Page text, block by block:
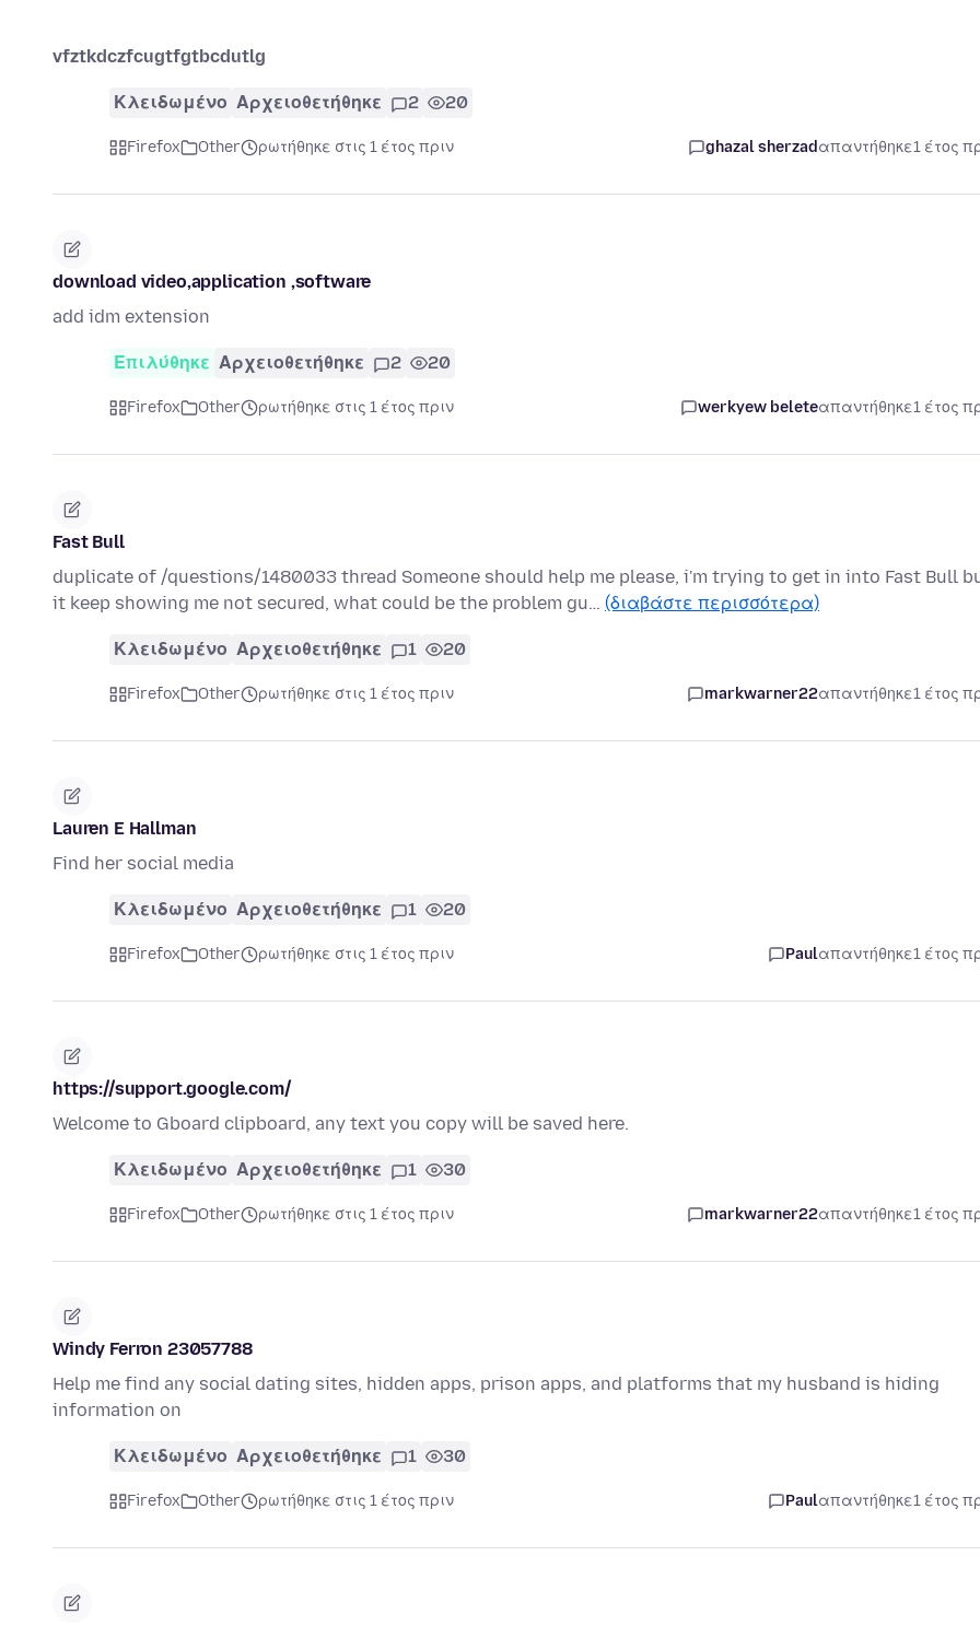
vfztkdczfcugtfgtbcdutlg
Κλειδωμένο Αρχειοθετήθηκε 2 20
Firefox Other ρωτήθηκε στις 1 έτος πριν ghazal sherzadαπαντήθηκε1 έτος
download video,application ,software
add idm extension
Επιλύθηκε Αρχειοθετήθηκε 2 20
Firefox Other ρωτήθηκε στις 1 έτος πριν werkyew beleteαπαντήθηκε1 έτος
Fast Bull
duplicate of /questions/1480033 thread Someone should help me please, i'm trying to get in into Fast Bull
it keep showing me not secured, what could be the problem gu… (διαβάστε περισσότερα)
Κλειδωμένο Αρχειοθετήθηκε 1 20
Firefox Other ρωτήθηκε στις 1 έτος πριν markwarner22απαντήθηκε1 έτος
Lauren E Hallman
Find her social media
Κλειδωμένο Αρχειοθετήθηκε 1 20
Firefox Other ρωτήθηκε στις 1 έτος πριν Paulαπαντήθηκε1 έτος
https://support.google.com/
Welcome to Gboard clipboard, any text you copy will be saved here.
Κλειδωμένο Αρχειοθετήθηκε 1 30
Firefox Other ρωτήθηκε στις 1 έτος πριν markwarner22απαντήθηκε1 έτος
Windy Ferron 23057788
Help me find any social dating sites, hidden apps, prison apps, and platforms that my husband is hiding
information on
Κλειδωμένο Αρχειοθετήθηκε 1 30
Firefox Other ρωτήθηκε στις 1 έτος πριν Paulαπαντήθηκε1 έτος